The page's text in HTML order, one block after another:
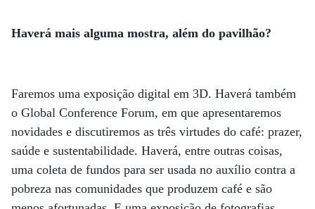
Haverá mais alguma mostra, além do pavilhão?
Faremos uma exposição digital em 3D. Haverá também
o Global Conference Forum, em que apresentaremos
novidades e discutiremos as três virtudes do café: prazer,
saúde e sustentabilidade. Haverá, entre outras coisas,
uma coleta de fundos para ser usada no auxílio contra a
pobreza nas comunidades que produzem café e são